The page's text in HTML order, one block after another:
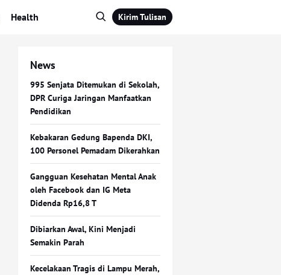
Health Kirim Tulisan
News
995 Senjata Ditemukan di Sekolah,
DPR Curiga Jaringan Manfaatkan
Pendidikan
Kebakaran Gedung Bapenda DKI,
100 Personel Pemadam Dikerahkan
Gangguan Kesehatan Mental Anak
oleh Facebook dan IG Meta
Didenda Rp16,8 T
Dibiarkan Awal, Kini Menjadi
Semakin Parah
Kecelakaan Tragis di Lampu Merah,